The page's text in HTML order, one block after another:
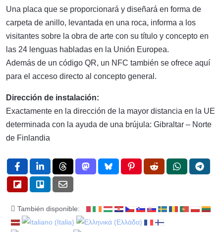
Una placa que se proporcionará y diseñará en forma de
carpeta de anillo, levantada en una roca, informa a los
visitantes sobre la obra de arte con su título y concepto en
las 24 lenguas habladas en la Unión Europea.
Además de un código QR, un NFC también se ofrece aquí
para el acceso directo al concepto general.
Dirección de instalación:
Exactamente en la dirección de la mayor distancia en la UE
determinada con la ayuda de una brújula: Gibraltar – Norte
de Finlandia
También disponible: